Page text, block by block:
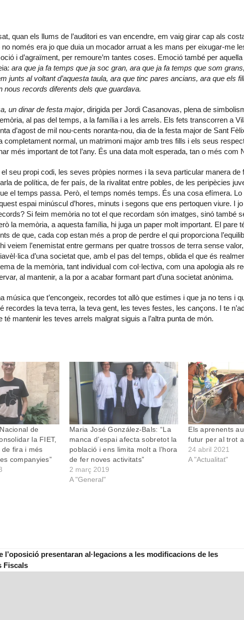
quan els llums de l’auditori es van encendre, em vaig girar cap als
només era jo que duia un mocador arruat a les mans per eixugar-me
i d’agraïment, per remoure’m tantes coses. Emoció també per
ara que ja fa temps que ja soc gran, ara que ja fa temps que som
junts al voltant d’aquesta taula, ara que tinc pares ancians, ara que els
nous records diferents dels que guardava.
un dinar de festa major, dirigida per Jordi Casanovas, plena de
al pas del temps, a la família i a les arrels. Els fets transcorren a
d’agost de mil nou-cents noranta-nou, dia de la festa major de Sant
completament normal, un matrimoni major amb tres fills i els seus
més important de tot l’any. És una data molt esperada, tan o més com
seu propi codi, les seves pròpies normes i la seva particular manera de
de política, de fer país, de la rivalitat entre pobles, de les peripècies
el temps passa. Però, el temps només temps. És una cosa efímera. Lo
espai minúscul d’hores, minuts i segons que ens pertoquen viure. I
Si feim memòria no tot el que recordam són imatges, sinó també
la memòria, a aquesta família, hi juga un paper molt important. El pare
de que, cada cop estan més a prop de perdre el qui proporciona
veiem l’enemistat entre germans per quatre trossos de terra sense
d’una societat que, amb el pas del temps, oblida el que és
de la memòria, tant individual com col·lectiva, com una apologia als
al mantenir, a la por a acabar formant part d’una societat anònima.
música que t’encongeix, recordes tot allò que estimes i que ja no tens i
recordes la teva terra, la teva gent, les teves festes, les cançons. I te
té mantenir les teves arrels malgrat siguis a l’altra punta de món.
de
la FIET,
fira i més
companyies”
Maria José González-Bals: “La
manca d’espai afecta sobretot la
població i ens limita molt a l’hora
de fer noves activitats”
2 març 2019
A "General"
Els aprenents
futur per al trot
24 abril 2021
A "Actualitat"
l’oposició presentaran al·legacions a les modificacions de les
Fiscals